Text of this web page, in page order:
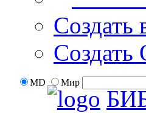
Создать
Создать
MD Мир